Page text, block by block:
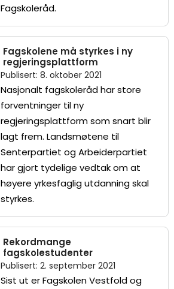
Fagskoleråd.
Fagskolene må styrkes i ny
regjeringsplattform
Publisert: 8. oktober 2021
Nasjonalt fagskoleråd har store
forventninger til ny
regjeringsplattform som snart blir
lagt frem. Landsmøtene til
Senterpartiet og Arbeiderpartiet
har gjort tydelige vedtak om at
høyere yrkesfaglig utdanning skal
styrkes.
Rekordmange
fagskolestudenter
Publisert: 2. september 2021
Sist ut er Fagskolen Vestfold og